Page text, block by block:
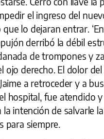
el ingreso del
lo dejaran entrar.
derribó la débil
de trompones y
ojo derecho. El dolor
a retroceder y a
hospital, fue atendido
intención de salvarle
para siempre.